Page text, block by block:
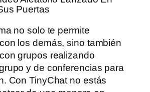
Puertas
no solo te permite
los demás, sino también
grupos realizando
y de conferencias para
Con TinyChat no estás